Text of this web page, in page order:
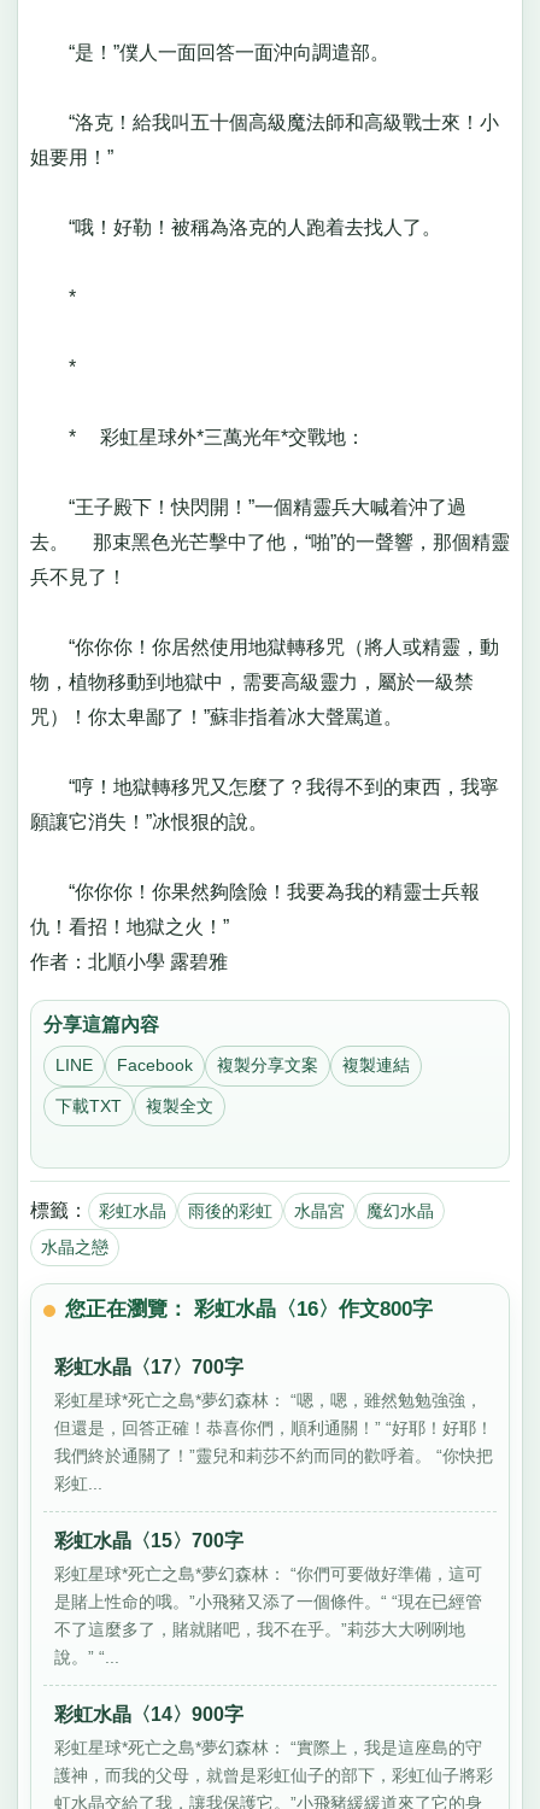
“是！”僕人一面回答一面沖向調遣部。
“洛克！給我叫五十個高級魔法師和高級戰士來！小
姐要用！”
“哦！好勒！被稱為洛克的人跑着去找人了。
*
*
* 彩虹星球外*三萬光年*交戰地：
“王子殿下！快閃開！”一個精靈兵大喊着沖了過
去。 那束黑色光芒擊中了他，“啪”的一聲響，那個精靈
兵不見了！
“你你你！你居然使用地獄轉移咒（將人或精靈，動
物，植物移動到地獄中，需要高級靈力，屬於一級禁
咒）！你太卑鄙了！”蘇非指着冰大聲罵道。
“哼！地獄轉移咒又怎麼了？我得不到的東西，我寧
願讓它消失！”冰恨狠的說。
“你你你！你果然夠陰險！我要為我的精靈士兵報
仇！看招！地獄之火！”
作者：北順小學 露碧雅
分享這篇內容
LINE Facebook 複製分享文案 複製連結
下載TXT 複製全文
標籤： 彩虹水晶 雨後的彩虹 水晶宮
魔幻水晶
水晶之戀
您正在瀏覽： 彩虹水晶〈16〉作文800字
彩虹水晶〈17〉700字
彩虹星球*死亡之島*夢幻森林： “嗯，嗯，雖然勉勉強強，
但還是，回答正確！恭喜你們，順利通關！” “好耶！好耶！
我們終於通關了！”靈兒和莉莎不約而同的歡呼着。 “你快把
彩虹...
彩虹水晶〈15〉700字
彩虹星球*死亡之島*夢幻森林： “你們可要做好準備，這可
是賭上性命的哦。”小飛豬又添了一個條件。“ “現在已經管
不了這麼多了，賭就賭吧，我不在乎。”莉莎大大咧咧地
說。” “...
彩虹水晶〈14〉900字
彩虹星球*死亡之島*夢幻森林： “實際上，我是這座島的守
護神，而我的父母，就曾是彩虹仙子的部下，彩虹仙子將彩
虹水晶交給了我，讓我保護它。”小飛豬緩緩道來了它的身